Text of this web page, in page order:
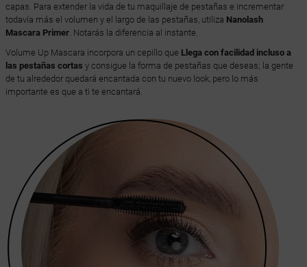
capas. Para extender la vida de tu maquillaje de pestañas e incrementar
todavía más el volumen y el largo de las pestañas, utiliza Nanolash
Mascara Primer. Notarás la diferencia al instante.
Volume Up Mascara incorpora un cepillo que Llega con facilidad incluso a
las pestañas cortas y consigue la forma de pestañas que deseas; la gente
de tu alrededor quedará encantada con tu nuevo look, pero lo más
importante es que a ti te encantará.